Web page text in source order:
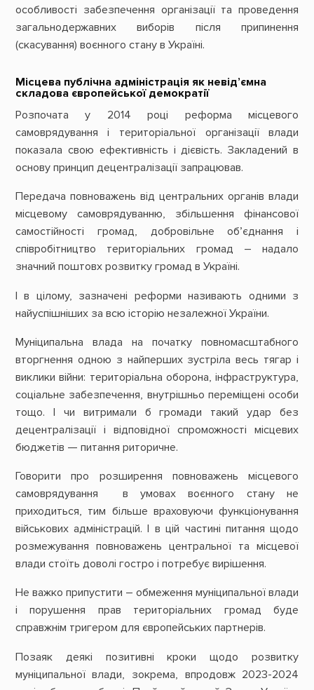
особливості забезпечення організації та проведення
загальнодержавних виборів після припинення
(скасування) воєнного стану в Україні.
Місцева публічна адміністрація як невід’ємна
складова європейської демократії
Розпочата у 2014 році реформа місцевого
самоврядування і територіальної організації влади
показала свою ефективність і дієвість. Закладений в
основу принцип децентралізації запрацював.
Передача повноважень від центральних органів влади
місцевому самоврядуванню, збільшення фінансової
самостійності громад, добровільне об’єднання і
співробітництво територіальних громад – надало
значний поштовх розвитку громад в Україні.
І в цілому, зазначені реформи називають одними з
найуспішніших за всю історію незалежної України.
Муніципальна влада на початку повномасштабного
вторгнення одною з найперших зустріла весь тягар і
виклики війни: територіальна оборона, інфраструктура,
соціальне забезпечення, внутрішньо переміщені особи
тощо. І чи витримали б громади такий удар без
децентралізації і відповідної спроможності місцевих
бюджетів — питання риторичне.
Говорити про розширення повноважень місцевого
самоврядування в умовах воєнного стану не
приходиться, тим більше враховуючи функціонування
військових адміністрацій. І в цій частині питання щодо
розмежування повноважень центральної та місцевої
влади стоїть доволі гостро і потребує вирішення.
Не важко припустити – обмеження муніципальної влади
і порушення прав територіальних громад буде
справжнім тригером для європейських партнерів.
Позаяк деякі позитивні кроки щодо розвитку
муніципальної влади, зокрема, впродовж 2023-2024